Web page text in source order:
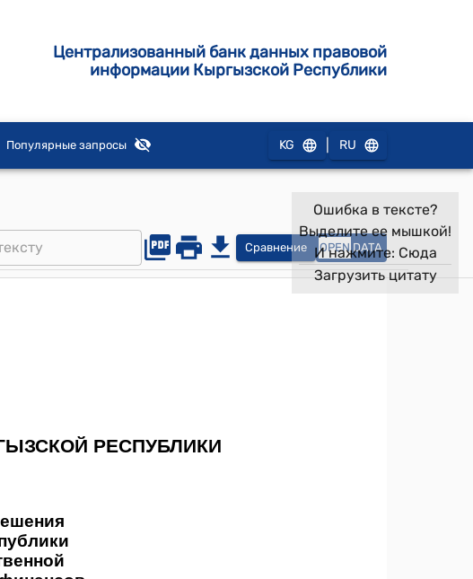
Централизованный банк данных правовой
информации Кыргызской Республики
Популярные запросы KG RU
Сравнение OPEN DATA
Ошибка в тексте?
Выделите ее мышкой!
И нажмите: Сюда
Загрузить цитату